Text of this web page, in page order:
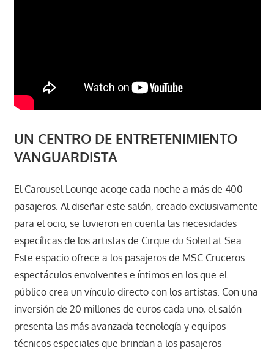
UN CENTRO DE ENTRETENIMIENTO
VANGUARDISTA
El Carousel Lounge acoge cada noche a más de 400
pasajeros. Al diseñar este salón, creado exclusivamente
para el ocio, se tuvieron en cuenta las necesidades
específicas de los artistas de Cirque du Soleil at Sea.
Este espacio ofrece a los pasajeros de MSC Cruceros
espectáculos envolventes e íntimos en los que el
público crea un vínculo directo con los artistas. Con una
inversión de 20 millones de euros cada uno, el salón
presenta las más avanzada tecnología y equipos
técnicos especiales que brindan a los pasajeros